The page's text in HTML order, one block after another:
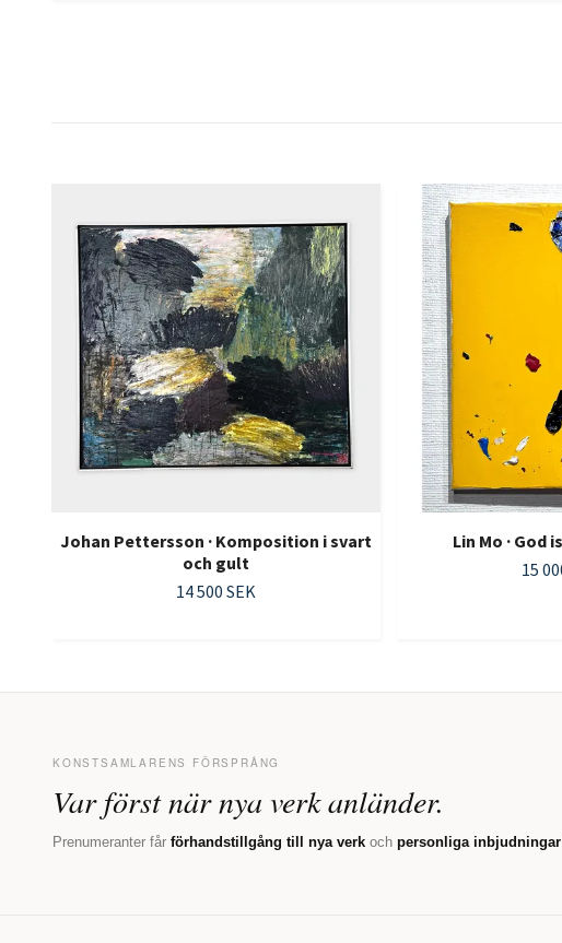
Johan Pettersson · Komposition i svart
och gult
14 500 SEK
Lin Mo · God
15
KONSTSAMLARENS FÖRSPRÅNG
Var först när nya verk anländer.
Prenumeranter får förhandstillgång till nya verk och personliga